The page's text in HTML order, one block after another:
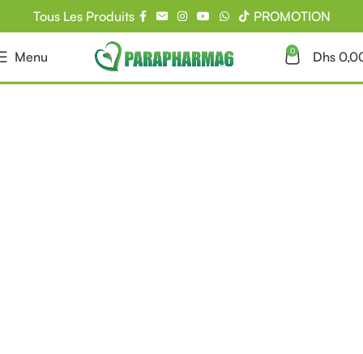
Tous Les Produits PROMOTION
Menu 0 Dhs